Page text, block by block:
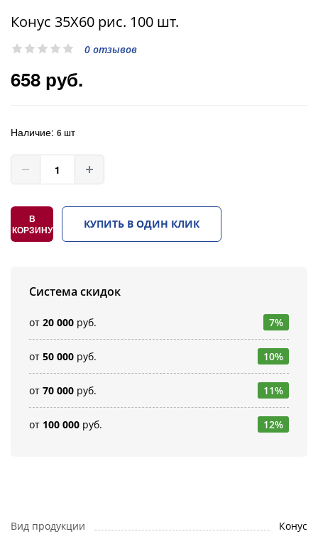
Конус 35Х60 рис. 100 шт.
0 отзывов
658 руб.
Наличие: 6 шт
В
КОРЗИНУ
КУПИТЬ В ОДИН КЛИК
Система скидок
от 20 000 руб. 7%
от 50 000 руб. 10%
от 70 000 руб. 11%
от 100 000 руб. 12%
Вид продукции Конус